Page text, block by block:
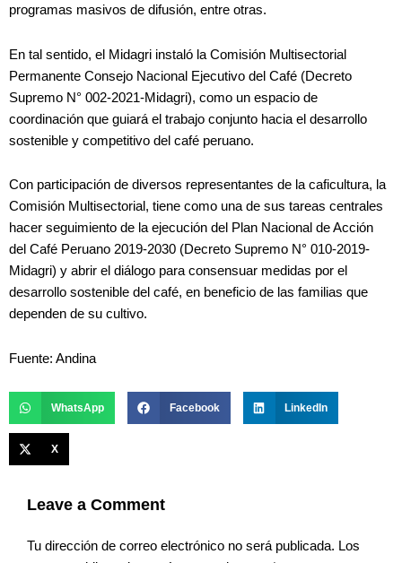
programas masivos de difusión, entre otras.
En tal sentido, el Midagri instaló la Comisión Multisectorial
Permanente Consejo Nacional Ejecutivo del Café (Decreto
Supremo N° 002-2021-Midagri), como un espacio de
coordinación que guiará el trabajo conjunto hacia el desarrollo
sostenible y competitivo del café peruano.
Con participación de diversos representantes de la caficultura, la
Comisión Multisectorial, tiene como una de sus tareas centrales
hacer seguimiento de la ejecución del Plan Nacional de Acción
del Café Peruano 2019-2030 (Decreto Supremo N° 010-2019-
Midagri) y abrir el diálogo para consensuar medidas por el
desarrollo sostenible del café, en beneficio de las familias que
dependen de su cultivo.
Fuente: Andina
WhatsApp Facebook LinkedIn
X
Leave a Comment
Tu dirección de correo electrónico no será publicada. Los